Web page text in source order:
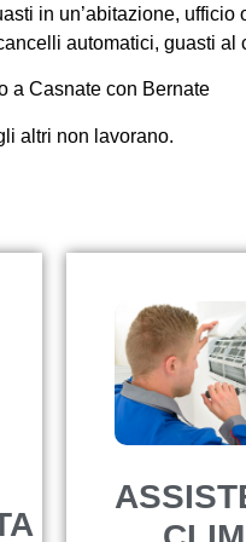
in un’abitazione, ufficio
automatici, guasti al
a Casnate con Bernate
altri non lavorano.